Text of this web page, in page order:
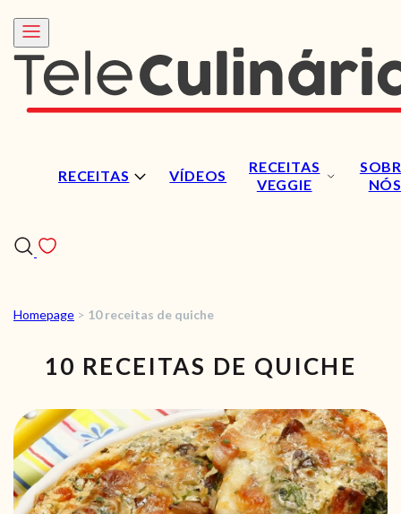
RECEITAS VÍDEOS
RECEITAS
VEGGIE
NÓS
RECEITAS
VÍDEOS
RECEITAS VEGGIE
SOBRE NÓS
LOJA ONLINE
Homepage > 10 receitas de quiche
10 RECEITAS DE QUICHE